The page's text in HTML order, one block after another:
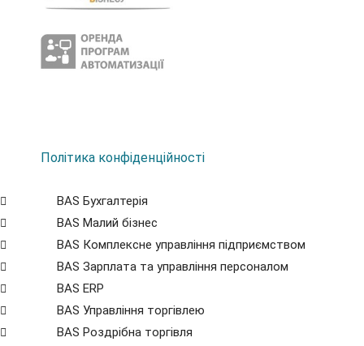
Політика конфіденційності
BAS Бухгалтерія
BAS Малий бізнес
BAS Комплексне управління підприємством
BAS Зарплата та управління персоналом
BAS ERP
BAS Управління торгівлею
BAS Роздрібна торгівля